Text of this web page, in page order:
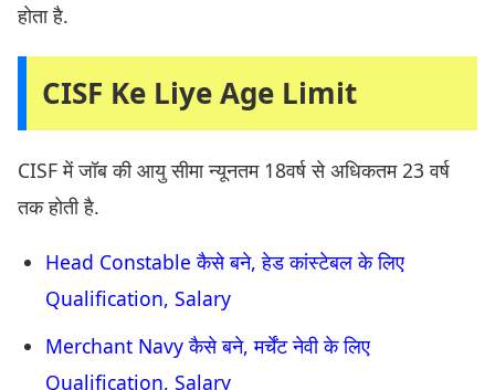
होता है.
CISF Ke Liye Age Limit
CISF में जॉब की आयु सीमा न्यूनतम 18वर्ष से अधिकतम 23 वर्ष
तक होती है.
Head Constable कैसे बने, हेड कांस्टेबल के लिए
Qualification, Salary
Merchant Navy कैसे बने, मर्चेंट नेवी के लिए
Qualification, Salary